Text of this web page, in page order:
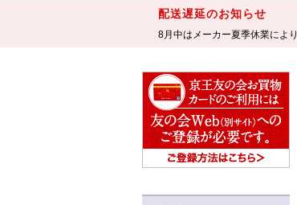
配送遅延のお知らせ
8月中はメーカー夏季休業によ